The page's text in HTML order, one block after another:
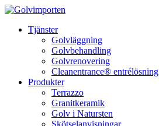
Tjänster
Golvläggning
Golvbehandling
Golvrenovering
Cleanentrance® entrélösning
Produkter
Terrazzo
Granitkeramik
Golv i Natursten
Skötselanvisningar